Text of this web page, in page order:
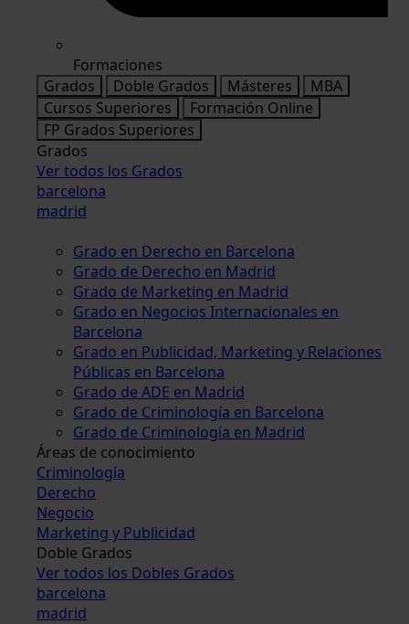
Formaciones
Grados
Doble Grados Másteres
MBA
Cursos Superiores
Formación Online
FP Grados Superiores
Grados
Ver todos los Grados
barcelona
madrid
Grado en Derecho en Barcelona
Grado de Derecho en Madrid
Grado de Marketing en Madrid
Grado en Negocios Internacionales en
Barcelona
Grado en Publicidad, Marketing y Relaciones
Públicas en Barcelona
Grado de ADE en Madrid
Grado de Criminología en Barcelona
Grado de Criminología en Madrid
Áreas de conocimiento
Criminología
Derecho
Negocio
Marketing y Publicidad
Doble Grados
Ver todos los Dobles Grados
barcelona
madrid